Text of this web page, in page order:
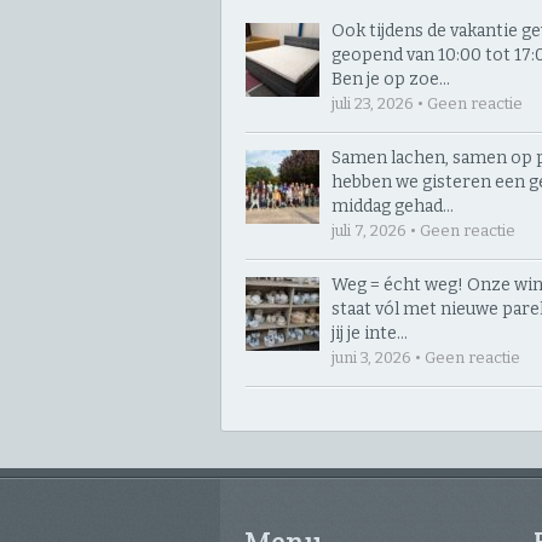
Ook tijdens de vakantie
geopend van 10:00 tot
Ben je op zoe…
juli 23, 2026 • Geen reactie
Samen lachen, samen op
hebben we gisteren een
middag gehad…
juli 7, 2026 • Geen reactie
Weg = écht weg! Onze
staat vól met nieuwe
jij je inte…
juni 3, 2026 • Geen reactie